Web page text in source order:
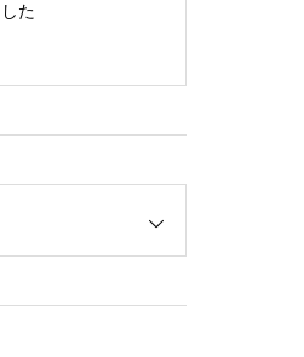
した